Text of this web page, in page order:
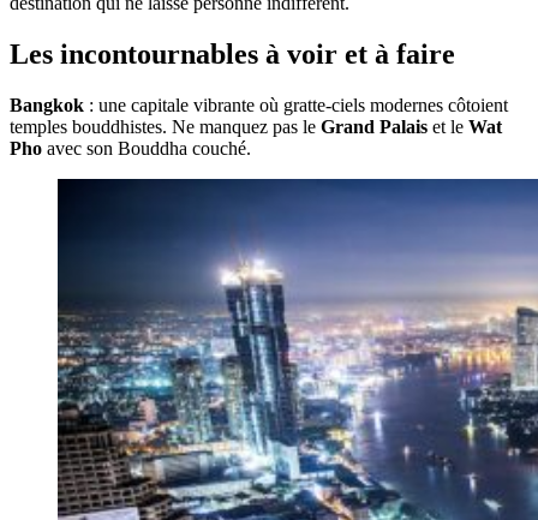
Les incontournables à voir et à faire
Bangkok : une capitale vibrante où gratte-ciels modernes côtoient
temples bouddhistes. Ne manquez pas le Grand Palais et le Wat
Pho avec son Bouddha couché.